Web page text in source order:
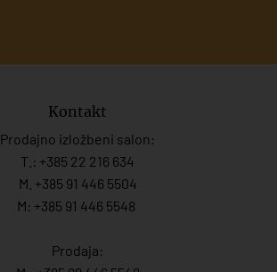
Kontakt
Prodajno izložbeni salon:
T.: +385 22 216 634
M. +385 91 446 5504
M: +385 91 446 5548
Prodaja: